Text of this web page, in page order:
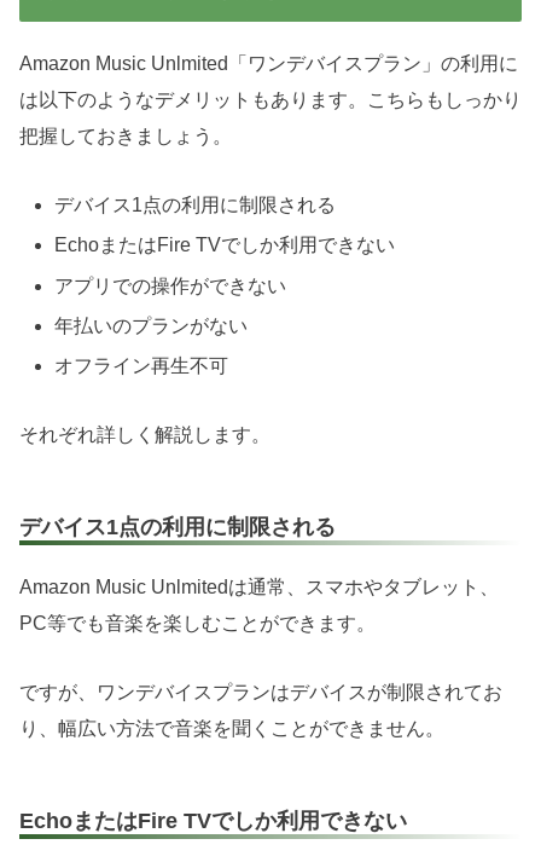
Amazon Music Unlmited「ワンデバイスプラン」の利用に
は以下のようなデメリットもあります。こちらもしっかり
把握しておきましょう。
デバイス1点の利用に制限される
EchoまたはFire TVでしか利用できない
アプリでの操作ができない
年払いのプランがない
オフライン再生不可
それぞれ詳しく解説します。
デバイス1点の利用に制限される
Amazon Music Unlmitedは通常、スマホやタブレット、
PC等でも音楽を楽しむことができます。
ですが、ワンデバイスプランはデバイスが制限されてお
り、幅広い方法で音楽を聞くことができません。
EchoまたはFire TVでしか利用できない